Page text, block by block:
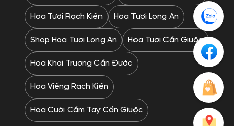
Hoa Tươi Rạch Kiến Hoa Tươi Long An
Shop Hoa Tươi Long An Hoa Tươi Cần Giuộc
Hoa Khai Trương Cần Đước
Hoa Viếng Rạch Kiến
Hoa Cưới Cầm Tay Cần Giuộc